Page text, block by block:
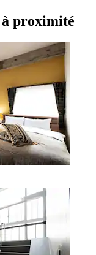
à proximité